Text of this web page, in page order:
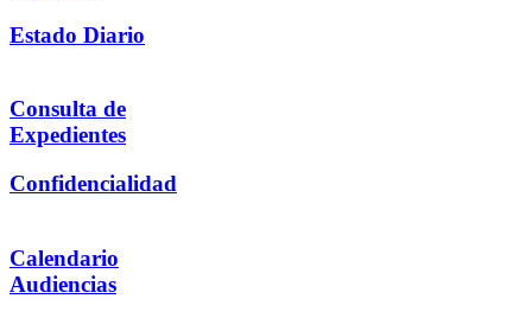
Estado Diario
Consulta de
Expedientes
Confidencialidad
Calendario
Audiencias